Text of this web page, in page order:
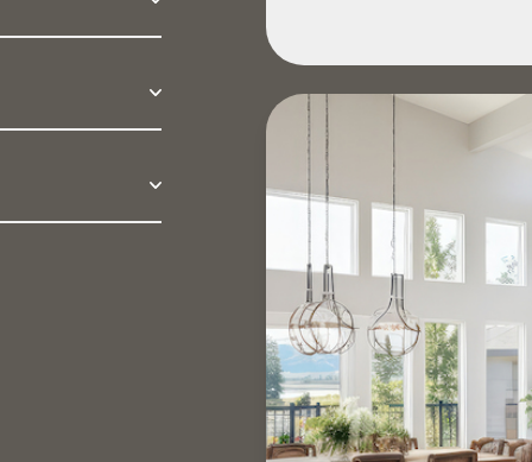
et les
achat immobilier à
les alentours,
juste prix du